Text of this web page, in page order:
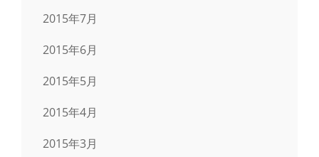
2015年7月
2015年6月
2015年5月
2015年4月
2015年3月